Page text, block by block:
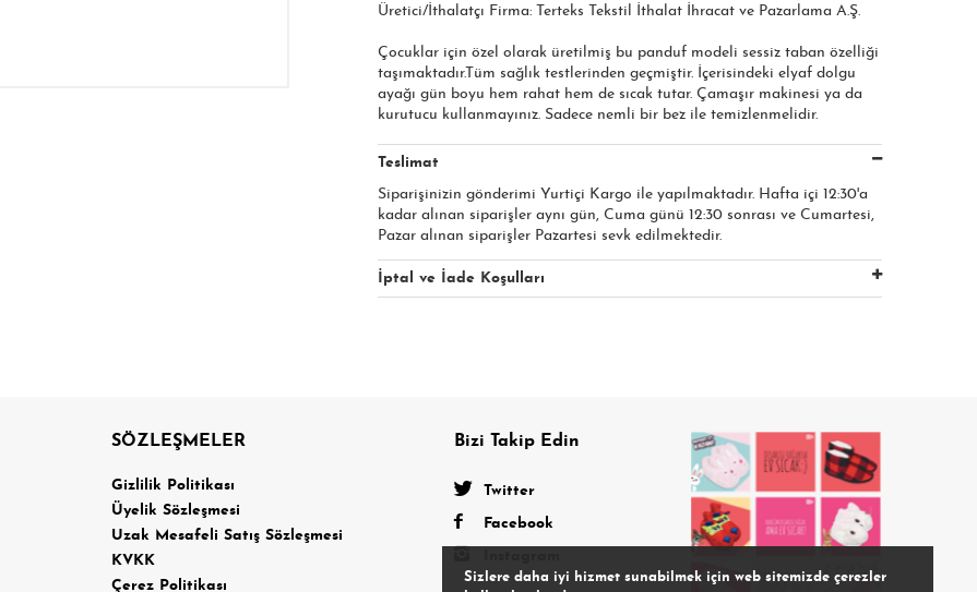
Üretici/İthalatçı Firma: Terteks Tekstil İthalat İhracat ve Pazarlama A.Ş.​​​
Çocuklar için özel olarak üretilmiş bu panduf modeli sessiz taban özelliği
taşımaktadır.Tüm sağlık testlerinden geçmiştir. İçerisindeki elyaf dolgu
ayağı gün boyu hem rahat hem de sıcak tutar. Çamaşır makinesi ya da
kurutucu kullanmayınız. Sadece nemli bir bez ile temizlenmelidir.
Teslimat
Siparişinizin gönderimi Yurtiçi Kargo ile yapılmaktadır. Hafta içi 12:30'a
kadar alınan siparişler aynı gün, Cuma günü 12:30 sonrası ve Cumartesi,
Pazar alınan siparişler Pazartesi sevk edilmektedir.
İptal ve İade Koşulları
SÖZLEŞMELER
Gizlilik Politikası
Üyelik Sözleşmesi
Uzak Mesafeli Satış Sözleşmesi
KVKK
Çerez Politikası
Bizi Takip Edin
Twitter
Facebook
Sizlere daha iyi hizmet sunabilmek için web sitemizde çerezler